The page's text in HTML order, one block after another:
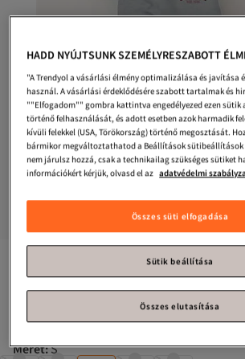
Női Brooklyn nyomott
felső szett, túlméretezett tréningruha szett
Méret:S
HADD NYÚJTSUNK SZEMÉLYRESZABOTT
"A Trendyol a vásárlási élmény optimalizálása és javítása
használ. A vásárlási érdeklődésére szabott tartalmak és
""Elfogadom"" gombra kattintva engedélyezed ezen sütik
történő felhasználását, és adott esetben azok harmadik
kívüli felekkel (USA, Törökország) történő megosztását.
bármikor megváltoztathatod a Beállítások
nem járulsz hozzá, csak a technikailag szükséges sütiket
információkért kérjük, olvasd el az adatvédelmi
Összes süti elfogadása
Sütik beállítása
Összes elutasítása